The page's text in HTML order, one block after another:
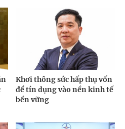
Khơi thông sức hấp thụ vốn
để tín dụng vào nền kinh tế
bền vững